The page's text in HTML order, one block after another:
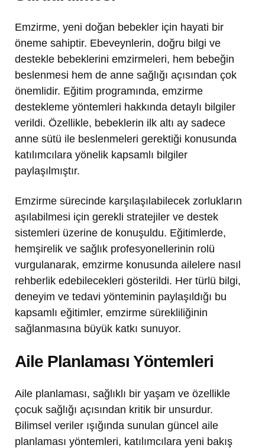
Emzirme, yeni doğan bebekler için hayati bir
öneme sahiptir. Ebeveynlerin, doğru bilgi ve
destekle bebeklerini emzirmeleri, hem bebeğin
beslenmesi hem de anne sağlığı açısından çok
önemlidir. Eğitim programında, emzirme
destekleme yöntemleri hakkında detaylı bilgiler
verildi. Özellikle, bebeklerin ilk altı ay sadece
anne sütü ile beslenmeleri gerektiği konusunda
katılımcılara yönelik kapsamlı bilgiler
paylaşılmıştır.
Emzirme sürecinde karşılaşılabilecek zorlukların
aşılabilmesi için gerekli stratejiler ve destek
sistemleri üzerine de konuşuldu. Eğitimlerde,
hemşirelik ve sağlık profesyonellerinin rolü
vurgulanarak, emzirme konusunda ailelere nasıl
rehberlik edebilecekleri gösterildi. Her türlü bilgi,
deneyim ve tedavi yönteminin paylaşıldığı bu
kapsamlı eğitimler, emzirme sürekliliğinin
sağlanmasına büyük katkı sunuyor.
Aile Planlaması Yöntemleri
Aile planlaması, sağlıklı bir yaşam ve özellikle
çocuk sağlığı açısından kritik bir unsurdur.
Bilimsel veriler ışığında sunulan güncel aile
planlaması yöntemleri, katılımcılara yeni bakış